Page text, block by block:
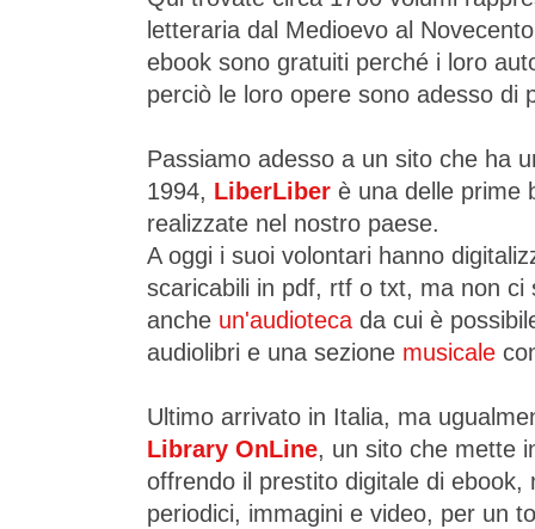
letteraria dal Medioevo al
ebook sono gratuiti perché i loro
perciò le loro opere sono adesso di
Passiamo adesso a un sito che ha
1994, LiberLiber è una delle prime
realizzate nel nostro paese.
A oggi i suoi volontari hanno
scaricabili in pdf, rtf o txt, ma non
anche un'audioteca da cui è
audiolibri e una sezione musicale
Ultimo arrivato in Italia, ma
Library OnLine, un sito che mette
offrendo il prestito digitale di ebook,
periodici, immagini e video, per un